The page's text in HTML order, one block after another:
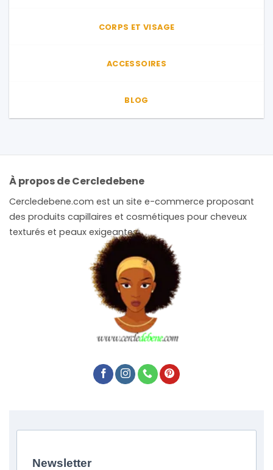
CORPS ET VISAGE
ACCESSOIRES
BLOG
À propos de Cercledebene
Cercledebene.com est un site e-commerce proposant
des produits capillaires et cosmétiques pour cheveux
texturés et peaux exigeantes.
Newsletter